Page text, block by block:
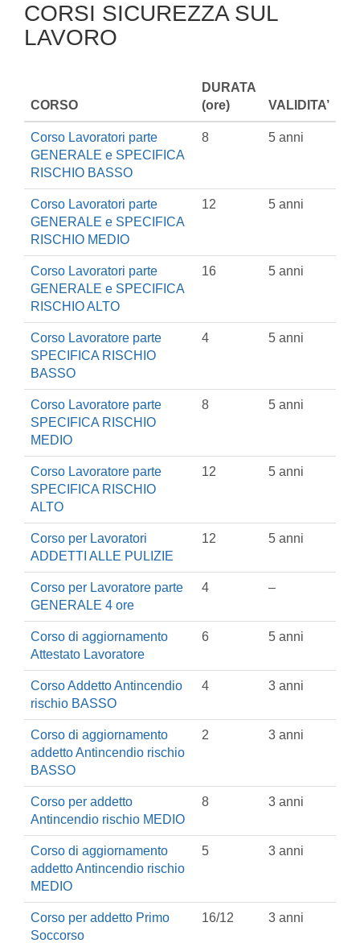
CORSI SICUREZZA SUL
LAVORO
CORSO
DURATA
(ore)
VALIDITA’
Corso Lavoratori parte
GENERALE e SPECIFICA
RISCHIO BASSO
8 5 anni
Corso Lavoratori parte
GENERALE e SPECIFICA
RISCHIO MEDIO
12 5 anni
Corso Lavoratori parte
GENERALE e SPECIFICA
RISCHIO ALTO
16 5 anni
Corso Lavoratore parte
SPECIFICA RISCHIO
BASSO
4 5 anni
Corso Lavoratore parte
SPECIFICA RISCHIO
MEDIO
8 5 anni
Corso Lavoratore parte
SPECIFICA RISCHIO
ALTO
12 5 anni
Corso per Lavoratori
ADDETTI ALLE PULIZIE
12 5 anni
Corso per Lavoratore parte
GENERALE 4 ore
4 –
Corso di aggiornamento
Attestato Lavoratore
6 5 anni
Corso Addetto Antincendio
rischio BASSO
4 3 anni
Corso di aggiornamento
addetto Antincendio rischio
BASSO
2 3 anni
Corso per addetto
Antincendio rischio MEDIO
8 3 anni
Corso di aggiornamento
addetto Antincendio rischio
MEDIO
5 3 anni
Corso per addetto Primo
Soccorso
16/12 3 anni